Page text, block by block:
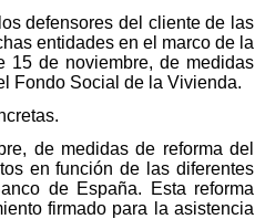
defensores del cliente de las
entidades en el marco de la
15 de noviembre, de medidas
Fondo Social de la Vivienda.
de medidas de reforma del
en función de las diferentes
de España. Esta reforma
firmado para la asistencia